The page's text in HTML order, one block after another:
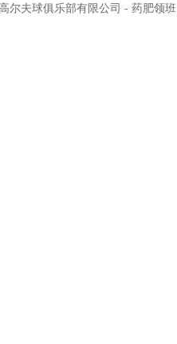
尔夫球俱乐部有限公司 - 药肥领班